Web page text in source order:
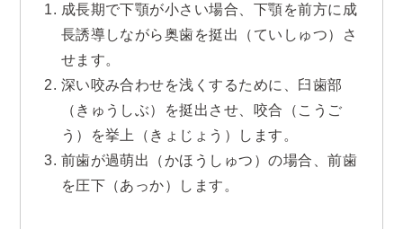
成長期で下顎が小さい場合、下顎を前方に成
長誘導しながら奥歯を挺出（ていしゅつ）さ
せます。
深い咬み合わせを浅くするために、臼歯部
（きゅうしぶ）を挺出させ、咬合（こうご
う）を挙上（きょじょう）します。
前歯が過萌出（かほうしゅつ）の場合、前歯
を圧下（あっか）します。